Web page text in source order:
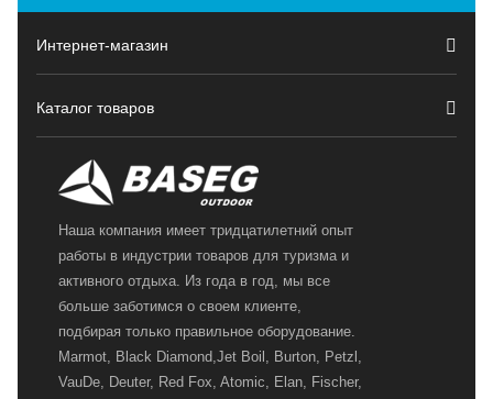
Интернет-магазин
Каталог товаров
Наша компания имеет тридцатилетний опыт
работы в индустрии товаров для туризма и
активного отдыха. Из года в год, мы все
больше заботимся о своем клиенте,
подбирая только правильное оборудование.
Marmot, Black Diamond,Jet Boil, Burton, Petzl,
VauDe, Deuter, Red Fox, Atomic, Elan, Fischer,